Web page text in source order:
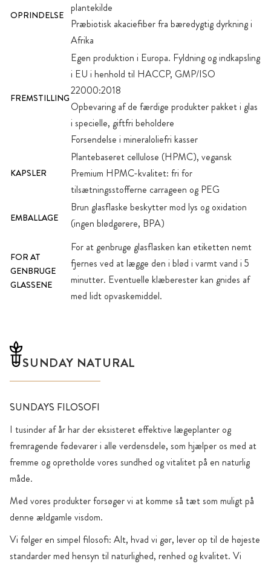
OPRINDELSE
plantekilde
Præbiotisk akaciefiber fra bæredygtig dyrkning i
Afrika
FREMSTILLING
Egen produktion i Europa. Fyldning og indkapsling
i EU i henhold til HACCP, GMP/ISO
22000:2018
Opbevaring af de færdige produkter pakket i glas
i specielle, giftfri beholdere
Forsendelse i mineraloliefri kasser
KAPSLER
Plantebaseret cellulose (HPMC), vegansk
Premium HPMC-kvalitet: fri for
tilsætningsstofferne carrageen og PEG
EMBALLAGE
Brun glasflaske beskytter mod lys og oxidation
(ingen blødgørere, BPA)
FOR AT
GENBRUGE
GLASSENE
For at genbruge glasflasken kan etiketten nemt
fjernes ved at lægge den i blød i varmt vand i 5
minutter. Eventuelle klæberester kan gnides af
med lidt opvaskemiddel.
SUNDAY NATURAL
SUNDAYS FILOSOFI
I tusinder af år har der eksisteret effektive lægeplanter og
fremragende fødevarer i alle verdensdele, som hjælper os med at
fremme og opretholde vores sundhed og vitalitet på en naturlig
måde.
Med vores produkter forsøger vi at komme så tæt som muligt på
denne ældgamle visdom.
Vi følger en simpel filosofi: Alt, hvad vi gør, lever op til de højeste
standarder med hensyn til naturlighed, renhed og kvalitet. Vi